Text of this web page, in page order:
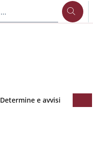
Determine e avvisi